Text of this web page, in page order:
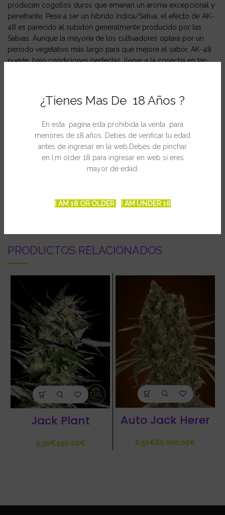
¿Tienes Mas De 18 Años ?
En esta pagina esta prohibida la venta para
menores de 18 años. Debes de verificar tu edad
antes de ingresar en la web.Debes de pinchar
en I,m older 18 para ingresar en web si eres
mayor de edad.
I AM 18 OR OLDER I AM UNDER 18
producen cogollos duros que emanan un aroma excepcional y
penetrante. Pese a ser un híbrido Indica/Sativa, el efecto de AK-
48 es parecido al subidón generalmente producido por las
Sativas. Aunque la mayoría de los cultivadores optará por un
período vegetativo más largo para que mejore el sabor, AK-48
puede, bajo condiciones perfectas, llegar a la cosecha en tan
Yield: 300 – 400
Effect: High
Grow height: Medium
Flowering weeks: 9 / 11 weeks
INFORMACIÓN ADICIONAL
PRODUCTOS RELACIONADOS
Jack Plant
€ €
Auto Jack Herer
€ €